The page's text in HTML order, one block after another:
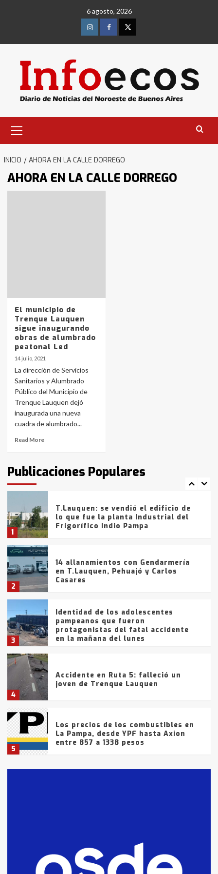
6 agosto, 2026
InstagramFacebookTwitter
primario
INICIO AHORA EN LA CALLE DORREGO
AHORA EN LA CALLE DORREGO
El municipio de
Trenque Lauquen
sigue inaugurando
obras de alumbrado
peatonal Led
14 julio, 2021
La dirección de Servicios
Sanitarios y Alumbrado
Público del Municipio de
Trenque Lauquen dejó
inaugurada una nueva
cuadra de alumbrado...
Read More
Publicaciones Populares
4
Accidente en Ruta 5: falleció un
joven de Trenque Lauquen
5
Los precios de los combustibles en
6
La Bolsa de Cereales de Bahía
Blanca anticipa que Agosto vendrá
con lluvias y heladas, en gran parte
de la provincia
fueron detenidos por
comercialización de drogas en la
tarde del sábado
1
T.Lauquen: se vendió el edificio de
lo que fue la planta Industrial del
Frígorífico Indio Pampa
2
14 allanamientos con Gendarmería
en T.Lauquen, Pehuajó y Carlos
Casares
3
Identidad de los adolescentes
pampeanos que fueron
protagonistas del fatal accidente
en la mañana del lunes
4
Accidente en Ruta 5: falleció un
joven de Trenque Lauquen
5
Los precios de los combustibles en
La Pampa, desde YPF hasta Axion
entre 857 a 1338 pesos
fueron detenidos por
comercialización de drogas en la
tarde del sábado